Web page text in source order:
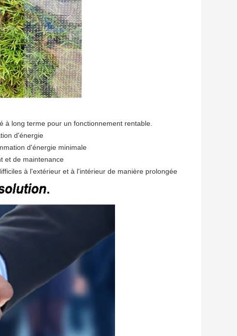
à long terme pour un fonctionnement rentable.
d'énergie
d'énergie minimale
et de maintenance
à l'extérieur et à l'intérieur de manière prolongée